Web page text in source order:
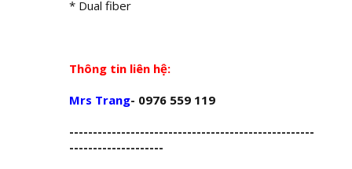
* Dual fiber
Thông tin liên hệ:
Mrs Trang- 0976 559 119
----------------------------------------------------
--------------------